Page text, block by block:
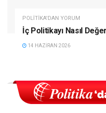
POLITIKA'DAN YORUM
İç Politikayı Nasıl
14 HAZIRAN 2026